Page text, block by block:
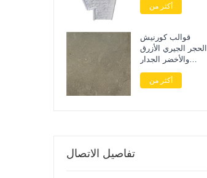
أكثر من
قوالب كورنيش
الحجر الجيري الأزرق
والأخضر الجدار
الخارجي
أكثر من
تفاصيل الاتصال